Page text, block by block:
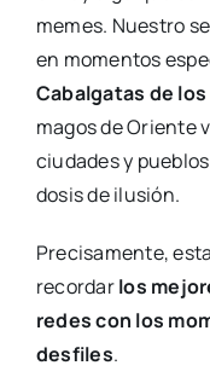
memes. Nuestro
en momentos
Cabalgatas de
magos de Oriente
ciudades y
dosis de ilusión.
Precisamente,
recordarlos
redes con los
desfiles.